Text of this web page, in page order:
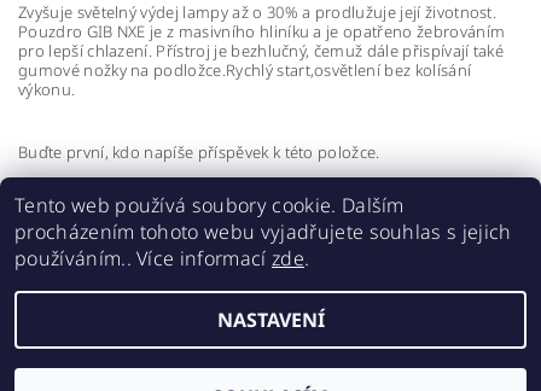
Zvyšuje světelný výdej lampy až o 30% a prodlužuje její životnost.
Pouzdro GIB NXE je z masivního hliníku a je opatřeno žebrováním
pro lepší chlazení. Přístroj je bezhlučný, čemuž dále přispívají také
gumové nožky na podložce.Rychlý start,osvětlení bez kolísání
výkonu.
Buďte první, kdo napíše příspěvek k této položce.
Přidat komentář
2026 ©Realgrow, všechna práva vyhrazena
Tento web používá soubory cookie. Dalším
procházením tohoto webu vyjadřujete souhlas s jejich
používáním.. Více informací zde.
NASTAVENÍ